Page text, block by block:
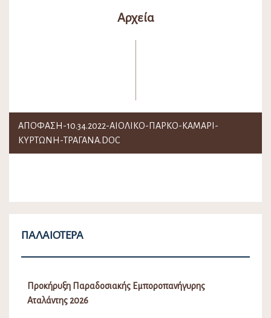
Αρχεία
ΑΠΟΦΑΣΗ-10.34.2022-ΑΙΟΛΙΚΟ-ΠΑΡΚΟ-ΚΑΜΑΡΙ-
ΚΥΡΤΩΝΗ-ΤΡΑΓΑΝΑ.DOC
ΠΑΛΑΙΌΤΕΡΑ
Προκήρυξη Παραδοσιακής Εμποροπανήγυρης
Αταλάντης 2026